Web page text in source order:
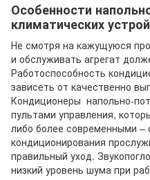
Особенности
климатических
Не смотря на кажущуюся
и обслуживать агрегат
Работоспособность
зависеть от качественно
Кондиционеры напольно-
пультами управления,
либо более современными
кондиционирования
правильный уход.
низкий уровень шума при